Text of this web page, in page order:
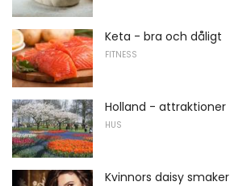
Keta - bra och dåligt
FITNESS
Holland - attraktioner
HUS
Kvinnors daisy smaker